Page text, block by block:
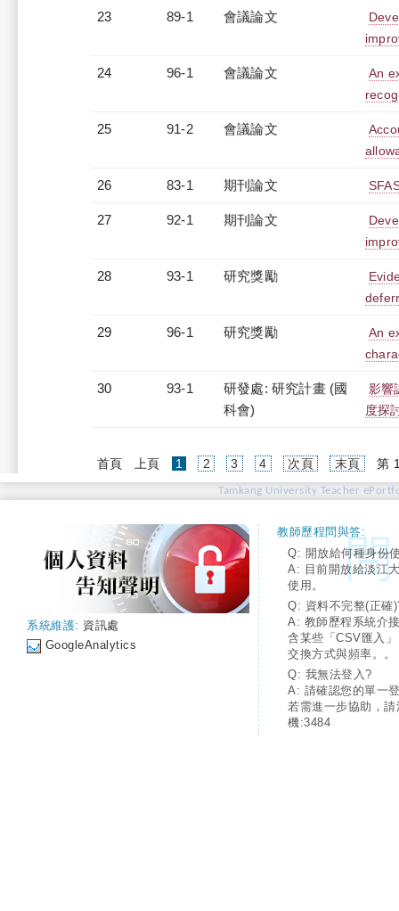
23 89-1 會議論文
24 96-1 會議論文
An
25 91-2 會議論文
26 83-1 期刊論文
27 92-1 期刊論文
28 93-1 研究獎勵
29 96-1 研究獎勵
An
30 93-1
研發處: 研究計畫 (國
科會)
影響
度探
首頁 上頁 1 (current)
2 3 4 次頁 末頁 第
Tamkang University Teacher
系統維護: 資訊處
GoogleAnalytics
教師歷程問與答:
Q: 開放給何種身份
A: 目前開放給淡江
使用。
Q: 資料不完整(正確
A: 教師歷程系統介
含某些「CSV匯入
交換方式與頻率。。
Q: 我無法登入?
A: 請確認您的單一
若需進一步協助，
機:3484